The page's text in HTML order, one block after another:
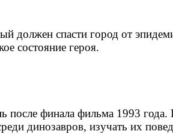
должен спасти город от
состояние героя.
финала фильма 1993 года.
динозавров, изучать их